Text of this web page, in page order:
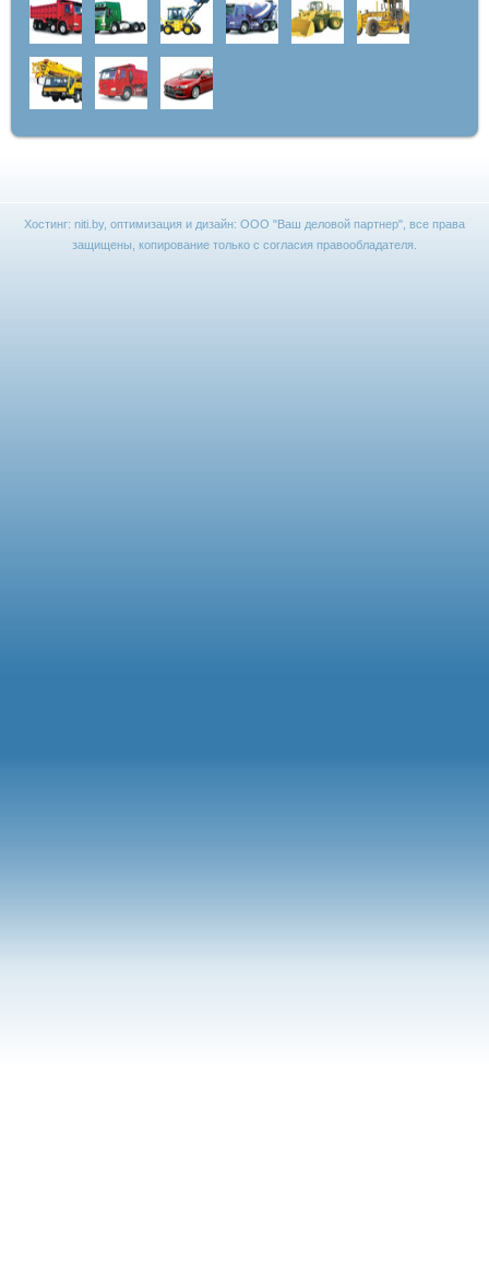
Хостинг: niti.by, оптимизация и дизайн: ООО "Ваш деловой партнер" , все права
защищены, копирование только с согласия правообладателя.